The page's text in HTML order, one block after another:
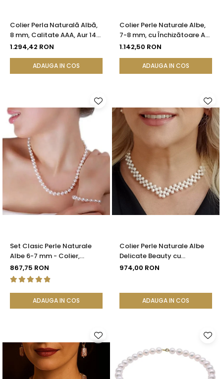
Colier Perla Naturală Albă,
8 mm, Calitate AAA, Aur 14K
(aur 585) | KASKADDA®
1.294,42 RON
ADAUGA IN COS
Colier Perle Naturale Albe,
7-8 mm, cu Închizătoare Aur
14K (aur 585) | KASKADDA®
1.142,50 RON
ADAUGA IN COS
Set Clasic Perle Naturale
Albe 6-7 mm - Colier,
Brățară și Cercei, Argint 925
| KASKADDA®
867,75 RON
ADAUGA IN COS
Colier Perle Naturale Albe
Delicate Beauty cu
Închizătoare Argint |
974,00 RON
ADAUGA IN COS